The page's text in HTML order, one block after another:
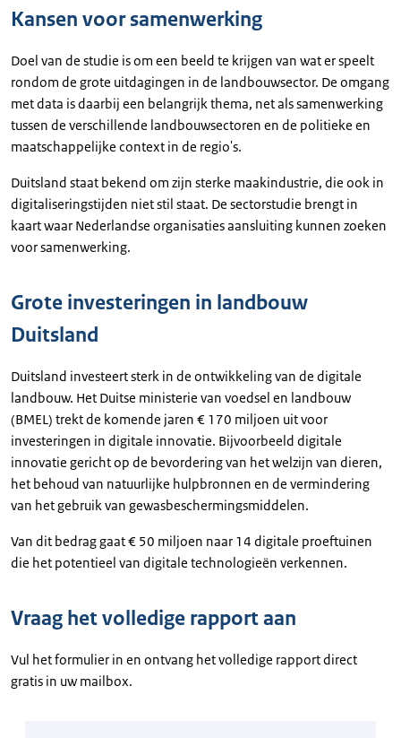
Kansen voor samenwerking
Doel van de studie is om een beeld te krijgen van wat er speelt
rondom de grote uitdagingen in de landbouwsector. De omgang
met data is daarbij een belangrijk thema, net als samenwerking
tussen de verschillende landbouwsectoren en de politieke en
maatschappelijke context in de regio's.
Duitsland staat bekend om zijn sterke maakindustrie, die ook in
digitaliseringstijden niet stil staat. De sectorstudie brengt in
kaart waar Nederlandse organisaties aansluiting kunnen zoeken
voor samenwerking.
Grote investeringen in landbouw
Duitsland
Duitsland investeert sterk in de ontwikkeling van de digitale
landbouw. Het Duitse ministerie van voedsel en landbouw
(BMEL) trekt de komende jaren € 170 miljoen uit voor
investeringen in digitale innovatie. Bijvoorbeeld digitale
innovatie gericht op de bevordering van het welzijn van dieren,
het behoud van natuurlijke hulpbronnen en de vermindering
van het gebruik van gewasbeschermingsmiddelen.
Van dit bedrag gaat € 50 miljoen naar 14 digitale proeftuinen
die het potentieel van digitale technologieën verkennen.
Vraag het volledige rapport aan
Vul het formulier in en ontvang het volledige rapport direct
gratis in uw mailbox.